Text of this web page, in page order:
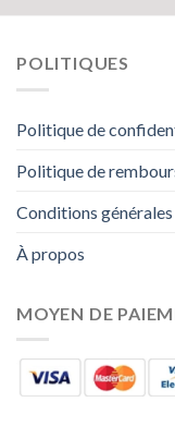
POLITIQUES
Politique de
Politique de
Conditions générales
À propos
MOYEN DE